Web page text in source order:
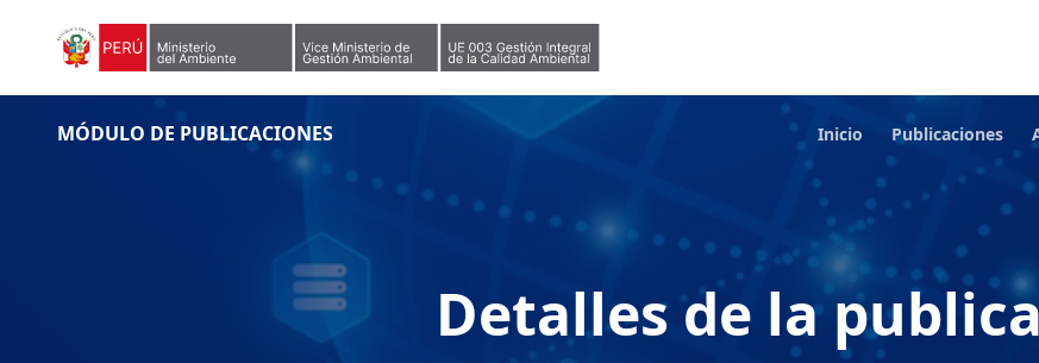
MÓDULO DE PUBLICACIONES Inicio Publicaciones
Detalles de la